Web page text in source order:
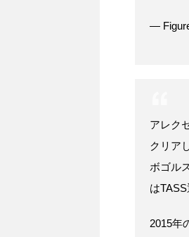
—
アレク
クリア
ボゴル
はTASS
2015年